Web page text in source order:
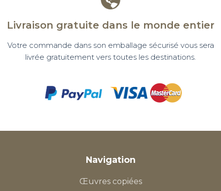
Livraison gratuite dans le monde entier
Votre commande dans son emballage sécurisé vous sera
livrée gratuitement vers toutes les destinations.
Navigation
Œuvres copiées